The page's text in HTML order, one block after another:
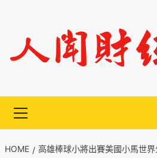
content
Menu
HOME
高雄棒球小將出賽美國小馬世